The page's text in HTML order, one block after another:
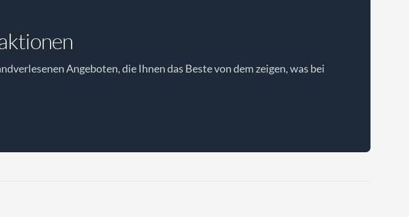
Angeboten, die Ihnen das Beste von dem zeigen, was bei